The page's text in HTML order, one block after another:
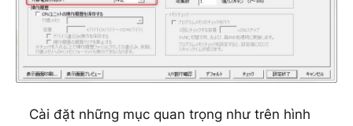
Cài đặt những mục quan trọng như trên hình